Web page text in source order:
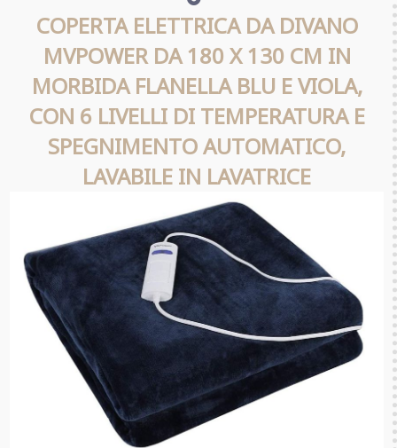
COPERTA ELETTRICA DA DIVANO
MVPOWER DA 180 X 130 CM IN
MORBIDA FLANELLA BLU E VIOLA,
CON 6 LIVELLI DI TEMPERATURA E
SPEGNIMENTO AUTOMATICO,
LAVABILE IN LAVATRICE